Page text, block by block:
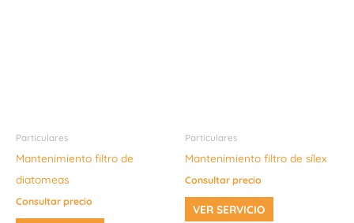
Particulares
Mantenimiento filtro de
diatomeas
Consultar precio
Particulares
Mantenimiento filtro de sílex
Consultar precio
VER SERVICIO